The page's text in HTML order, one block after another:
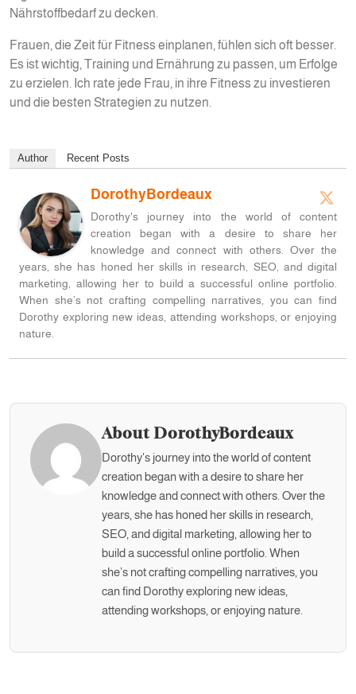
Nährstoffbedarf zu decken.
Frauen, die Zeit für Fitness einplanen, fühlen sich oft besser.
Es ist wichtig, Training und Ernährung zu passen, um Erfolge
zu erzielen. Ich rate jede Frau, in ihre Fitness zu investieren
und die besten Strategien zu nutzen.
Author Recent Posts
DorothyBordeaux
Dorothy's journey into the world of content
creation began with a desire to share her
knowledge and connect with others. Over the
years, she has honed her skills in research, SEO, and digital
marketing, allowing her to build a successful online portfolio.
When she’s not crafting compelling narratives, you can find
Dorothy exploring new ideas, attending workshops, or enjoying
nature.
About DorothyBordeaux
Dorothy's journey into the world of content
creation began with a desire to share her
knowledge and connect with others. Over the
years, she has honed her skills in research,
SEO, and digital marketing, allowing her to
build a successful online portfolio. When
she’s not crafting compelling narratives, you
can find Dorothy exploring new ideas,
attending workshops, or enjoying nature.